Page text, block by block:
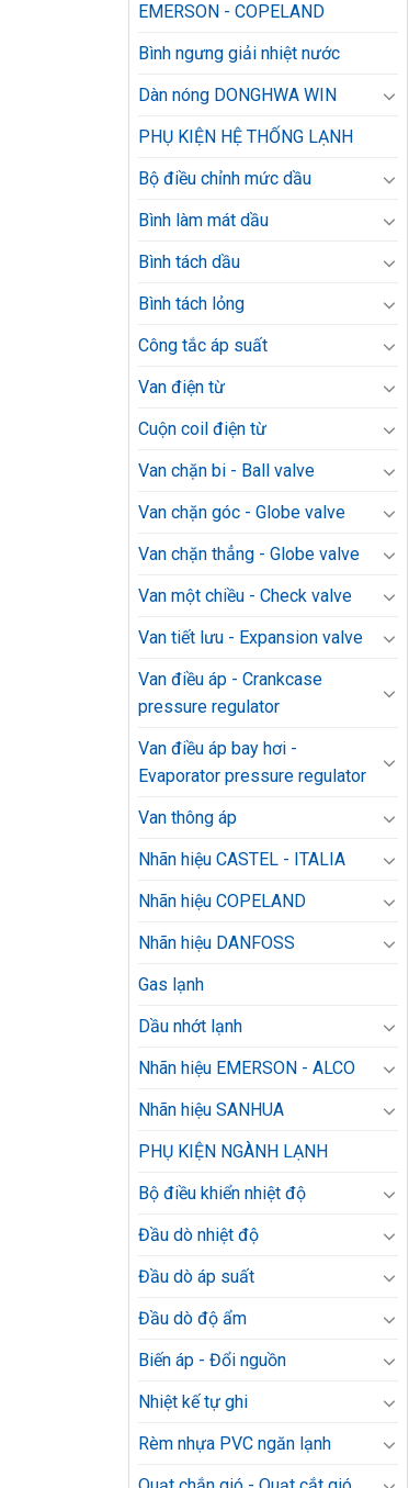
EMERSON - COPELAND
Bình ngưng giải nhiệt nước
Dàn nóng DONGHWA WIN
PHỤ KIỆN HỆ THỐNG LẠNH
Bộ điều chỉnh mức dầu
Bình làm mát dầu
Bình tách dầu
Bình tách lỏng
Công tắc áp suất
Van điện từ
Cuộn coil điện từ
Van chặn bi - Ball valve
Van chặn góc - Globe valve
Van chặn thẳng - Globe valve
Van một chiều - Check valve
Van tiết lưu - Expansion valve
Van điều áp - Crankcase
pressure regulator
Van điều áp bay hơi -
Evaporator pressure regulator
Van thông áp
Nhãn hiệu CASTEL - ITALIA
Nhãn hiệu COPELAND
Nhãn hiệu DANFOSS
Gas lạnh
Dầu nhớt lạnh
Nhãn hiệu EMERSON - ALCO
Nhãn hiệu SANHUA
PHỤ KIỆN NGÀNH LẠNH
Bộ điều khiển nhiệt độ
Đầu dò nhiệt độ
Đầu dò áp suất
Đầu dò độ ẩm
Biến áp - Đổi nguồn
Nhiệt kế tự ghi
Rèm nhựa PVC ngăn lạnh